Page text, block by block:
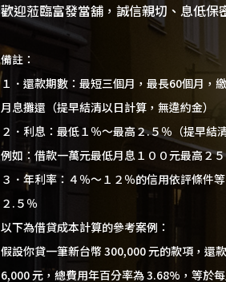
歡迎蒞臨富發當舖，誠信親切、息低保
備註：
１．還款期數：最短三個月，最長60個月，
月息攤還（提早結清以日計算，無違約金）
２．利息：最低１％～最高２.５％（提早結
例如：借款一萬元最低月息１００元最高２５
３．年利率：４％～１２％的信用依評條件
２.５％
以下為借貸成本計算的參考案例：
假設你貸一筆新台幣 300,000 元的款項，還
6,000 元，總費用年百分率為 3.68%，等於